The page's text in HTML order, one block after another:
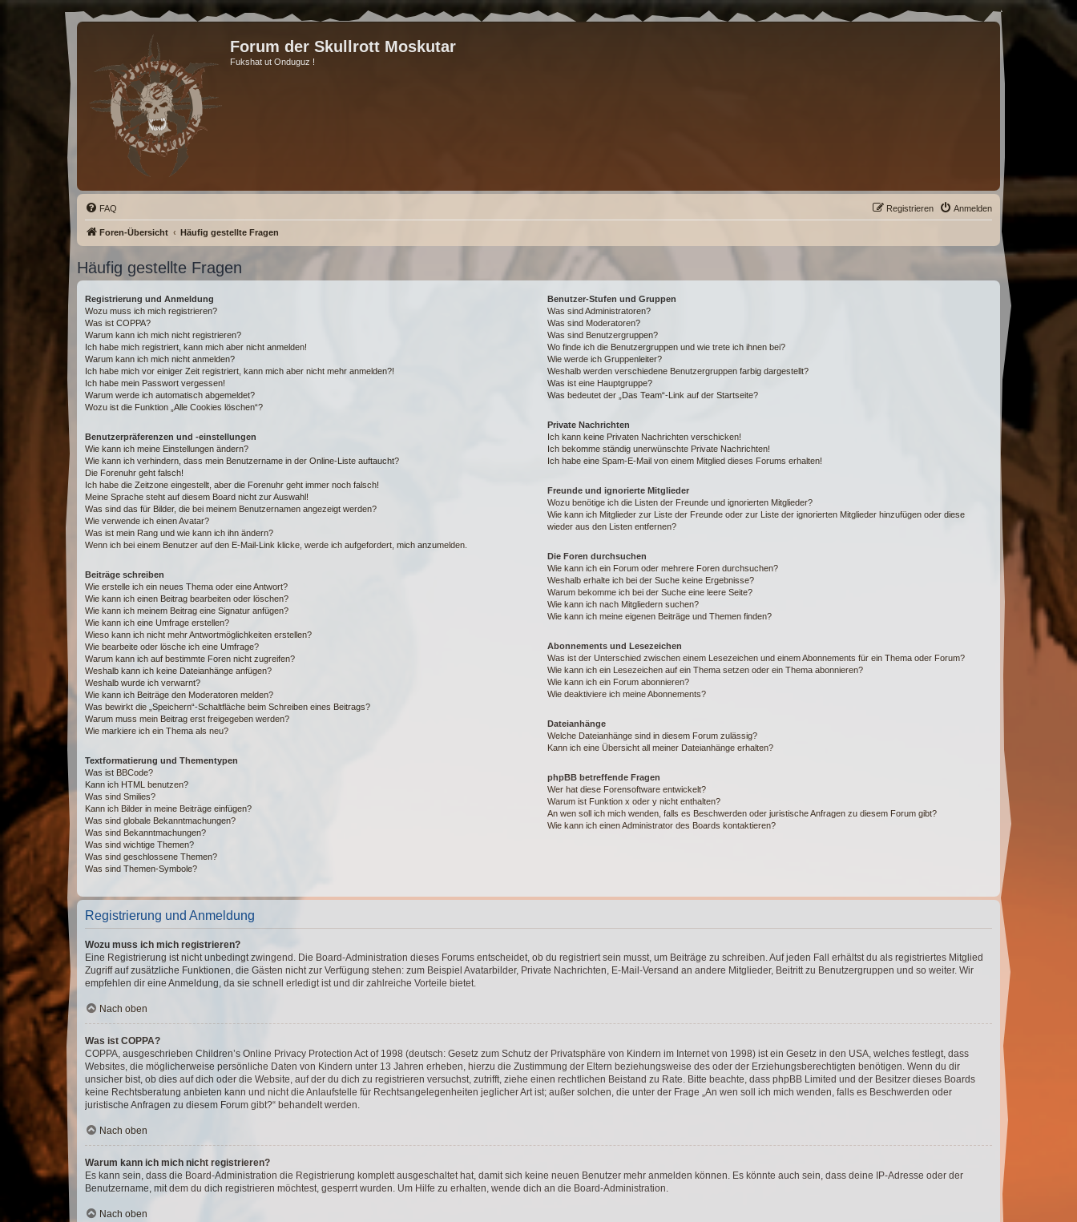
Forum der Skullrott Moskutar
Fukshat ut Onduguz !
FAQ Anmelden
Registrieren
Foren-Übersicht Häufig gestellte Fragen
Häufig gestellte Fragen
Registrierung und Anmeldung
Wozu muss ich mich registrieren?
Was ist COPPA?
Warum kann ich mich nicht registrieren?
Ich habe mich registriert, kann mich aber nicht anmelden!
Warum kann ich mich nicht anmelden?
Ich habe mich vor einiger Zeit registriert, kann mich aber nicht mehr anmelden?!
Ich habe mein Passwort vergessen!
Warum werde ich automatisch abgemeldet?
Wozu ist die Funktion „Alle Cookies löschen“?
Benutzerpräferenzen und -einstellungen
Wie kann ich meine Einstellungen ändern?
Wie kann ich verhindern, dass mein Benutzername in der Online-Liste auftaucht?
Die Forenuhr geht falsch!
Ich habe die Zeitzone eingestellt, aber die Forenuhr geht immer noch falsch!
Meine Sprache steht auf diesem Board nicht zur Auswahl!
Was sind das für Bilder, die bei meinem Benutzernamen angezeigt werden?
Wie verwende ich einen Avatar?
Was ist mein Rang und wie kann ich ihn ändern?
Wenn ich bei einem Benutzer auf den E-Mail-Link klicke, werde ich aufgefordert, mich anzumelden.
Beiträge schreiben
Wie erstelle ich ein neues Thema oder eine Antwort?
Wie kann ich einen Beitrag bearbeiten oder löschen?
Wie kann ich meinem Beitrag eine Signatur anfügen?
Wie kann ich eine Umfrage erstellen?
Wieso kann ich nicht mehr Antwortmöglichkeiten erstellen?
Wie bearbeite oder lösche ich eine Umfrage?
Warum kann ich auf bestimmte Foren nicht zugreifen?
Weshalb kann ich keine Dateianhänge anfügen?
Weshalb wurde ich verwarnt?
Wie kann ich Beiträge den Moderatoren melden?
Was bewirkt die „Speichern“-Schaltfläche beim Schreiben eines Beitrags?
Warum muss mein Beitrag erst freigegeben werden?
Wie markiere ich ein Thema als neu?
Textformatierung und Thementypen
Was ist BBCode?
Kann ich HTML benutzen?
Was sind Smilies?
Kann ich Bilder in meine Beiträge einfügen?
Was sind globale Bekanntmachungen?
Was sind Bekanntmachungen?
Was sind wichtige Themen?
Was sind geschlossene Themen?
Was sind Themen-Symbole?
Benutzer-Stufen und Gruppen
Was sind Administratoren?
Was sind Moderatoren?
Was sind Benutzergruppen?
Wo finde ich die Benutzergruppen und wie trete ich ihnen bei?
Wie werde ich Gruppenleiter?
Weshalb werden verschiedene Benutzergruppen farbig dargestellt?
Was ist eine Hauptgruppe?
Was bedeutet der „Das Team“-Link auf der Startseite?
Private Nachrichten
Ich kann keine Privaten Nachrichten verschicken!
Ich bekomme ständig unerwünschte Private Nachrichten!
Ich habe eine Spam-E-Mail von einem Mitglied dieses Forums erhalten!
Freunde und ignorierte Mitglieder
Wozu benötige ich die Listen der Freunde und ignorierten Mitglieder?
Wie kann ich Mitglieder zur Liste der Freunde oder zur Liste der ignorierten Mitglieder hinzufügen oder diese
wieder aus den Listen entfernen?
Die Foren durchsuchen
Wie kann ich ein Forum oder mehrere Foren durchsuchen?
Weshalb erhalte ich bei der Suche keine Ergebnisse?
Warum bekomme ich bei der Suche eine leere Seite?
Wie kann ich nach Mitgliedern suchen?
Wie kann ich meine eigenen Beiträge und Themen finden?
Abonnements und Lesezeichen
Was ist der Unterschied zwischen einem Lesezeichen und einem Abonnements für ein Thema oder Forum?
Wie kann ich ein Lesezeichen auf ein Thema setzen oder ein Thema abonnieren?
Wie kann ich ein Forum abonnieren?
Wie deaktiviere ich meine Abonnements?
Dateianhänge
Welche Dateianhänge sind in diesem Forum zulässig?
Kann ich eine Übersicht all meiner Dateianhänge erhalten?
phpBB betreffende Fragen
Wer hat diese Forensoftware entwickelt?
Warum ist Funktion x oder y nicht enthalten?
An wen soll ich mich wenden, falls es Beschwerden oder juristische Anfragen zu diesem Forum gibt?
Wie kann ich einen Administrator des Boards kontaktieren?
Registrierung und Anmeldung
Wozu muss ich mich registrieren?
Eine Registrierung ist nicht unbedingt zwingend. Die Board-Administration dieses Forums entscheidet, ob du registriert sein musst, um Beiträge zu schreiben. Auf jeden Fall erhältst du als registriertes Mitglied
Zugriff auf zusätzliche Funktionen, die Gästen nicht zur Verfügung stehen: zum Beispiel Avatarbilder, Private Nachrichten, E-Mail-Versand an andere Mitglieder, Beitritt zu Benutzergruppen und so weiter. Wir
empfehlen dir eine Anmeldung, da sie schnell erledigt ist und dir zahlreiche Vorteile bietet.
Nach oben
Was ist COPPA?
COPPA, ausgeschrieben Children’s Online Privacy Protection Act of 1998 (deutsch: Gesetz zum Schutz der Privatsphäre von Kindern im Internet von 1998) ist ein Gesetz in den USA, welches festlegt, dass
Websites, die möglicherweise persönliche Daten von Kindern unter 13 Jahren erheben, hierzu die Zustimmung der Eltern beziehungsweise des oder der Erziehungsberechtigten benötigen. Wenn du dir
unsicher bist, ob dies auf dich oder die Website, auf der du dich zu registrieren versuchst, zutrifft, ziehe einen rechtlichen Beistand zu Rate. Bitte beachte, dass phpBB Limited und der Besitzer dieses Boards
keine Rechtsberatung anbieten kann und nicht die Anlaufstelle für Rechtsangelegenheiten jeglicher Art ist; außer solchen, die unter der Frage „An wen soll ich mich wenden, falls es Beschwerden oder
juristische Anfragen zu diesem Forum gibt?“ behandelt werden.
Nach oben
Warum kann ich mich nicht registrieren?
Es kann sein, dass die Board-Administration die Registrierung komplett ausgeschaltet hat, damit sich keine neuen Benutzer mehr anmelden können. Es könnte auch sein, dass deine IP-Adresse oder der
Benutzername, mit dem du dich registrieren möchtest, gesperrt wurden. Um Hilfe zu erhalten, wende dich an die Board-Administration.
Nach oben